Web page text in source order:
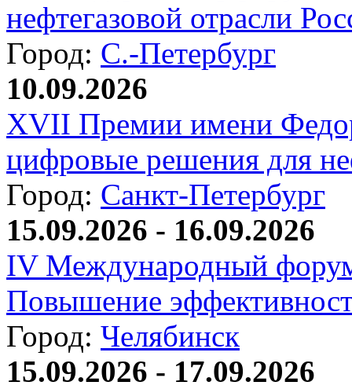
нефтегазовой отрасли
Город: С.-Петербург
10.09.2026
XVII Премии имени
цифровые решения для
Город: Санкт-Петербург
15.09.2026 - 16.09.2026
IV Международный
Повышение
Город: Челябинск
15.09.2026 - 17.09.2026